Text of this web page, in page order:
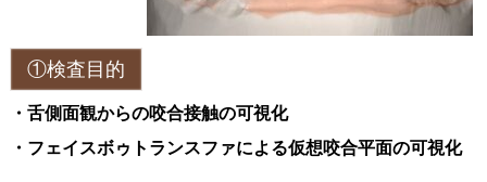
①検査目的
・舌側面観からの咬合接触の可視化
・フェイスボゥトランスファによる仮想咬合平面の可視化